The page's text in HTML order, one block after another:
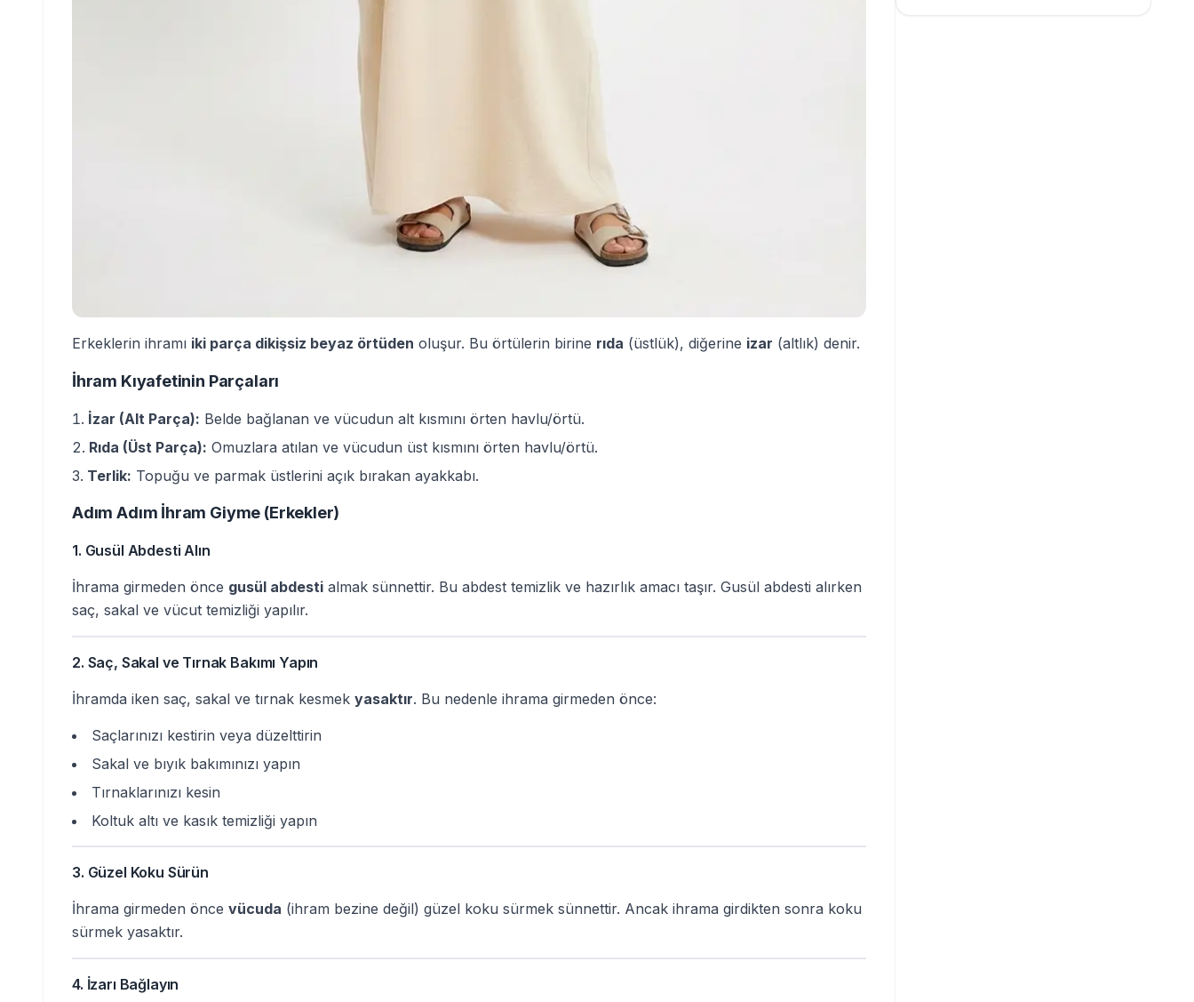
Erkeklerin ihramı iki parça dikişsiz beyaz örtüden oluşur. Bu örtülerin birine rıda (üstlük), diğerine izar (altlık) denir.
İhram Kıyafetinin Parçaları
İzar (Alt Parça): Belde bağlanan ve vücudun alt kısmını örten havlu/örtü.
Rıda (Üst Parça): Omuzlara atılan ve vücudun üst kısmını örten havlu/örtü.
Terlik: Topuğu ve parmak üstlerini açık bırakan ayakkabı.
Adım Adım İhram Giyme (Erkekler)
1. Gusül Abdesti Alın
İhrama girmeden önce gusül abdesti almak sünnettir. Bu abdest temizlik ve hazırlık amacı taşır. Gusül abdesti alırken
saç, sakal ve vücut temizliği yapılır.
2. Saç, Sakal ve Tırnak Bakımı Yapın
İhramda iken saç, sakal ve tırnak kesmek yasaktır. Bu nedenle ihrama girmeden önce:
Saçlarınızı kestirin veya düzelttirin
Sakal ve bıyık bakımınızı yapın
Tırnaklarınızı kesin
Koltuk altı ve kasık temizliği yapın
3. Güzel Koku Sürün
İhrama girmeden önce vücuda (ihram bezine değil) güzel koku sürmek sünnettir. Ancak ihrama girdikten sonra koku
sürmek yasaktır.
4. İzarı Bağlayın